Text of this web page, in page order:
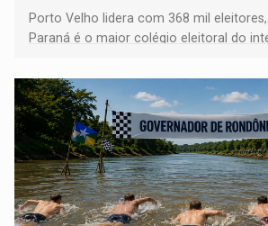
Porto Velho lidera com 368 mil
Paraná é o maior colégio eleitoral do